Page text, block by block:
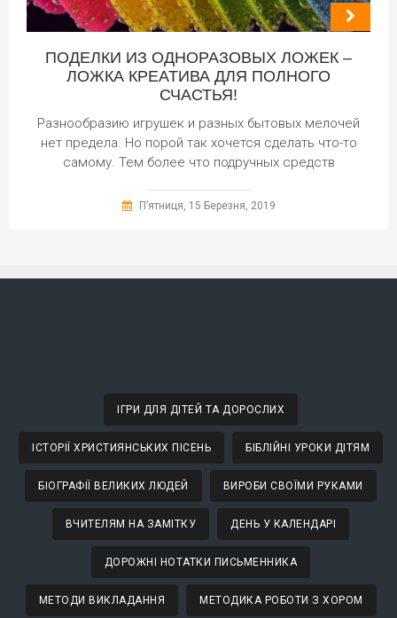
ПОДЕЛКИ ИЗ ОДНОРАЗОВЫХ ЛОЖЕК –
ЛОЖКА КРЕАТИВА ДЛЯ ПОЛНОГО
СЧАСТЬЯ!
Разнообразию игрушек и разных бытовых мелочей
нет предела. Но порой так хочется сделать что-то
самому. Тем более что подручных средств
П’ятниця, 15 Березня, 2019
ІГРИ ДЛЯ ДІТЕЙ ТА ДОРОСЛИХ
ІСТОРІЇ ХРИСТИЯНСЬКИХ ПІСЕНЬ БІБЛІЙНІ УРОКИ ДІТЯМ
БІОГРАФІЇ ВЕЛИКИХ ЛЮДЕЙ ВИРОБИ СВОЇМИ РУКАМИ
ВЧИТЕЛЯМ НА ЗАМІТКУ ДЕНЬ У КАЛЕНДАРІ
ДОРОЖНІ НОТАТКИ ПИСЬМЕННИКА
МЕТОДИ ВИКЛАДАННЯ МЕТОДИКА РОБОТИ З ХОРОМ